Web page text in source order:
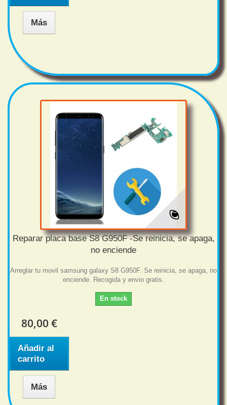
Más
Reparar placa base S8 G950F -Se reinicia, se apaga,
no enciende
Arreglar tu movil samsung galaxy S8 G950F. Se reinicia, se apaga, no
enciende. Recogida y envio gratis.
En stock
80,00 €
Añadir al
carrito
Más